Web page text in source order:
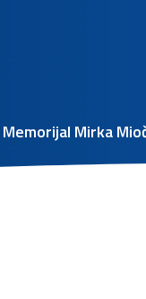
Memorijal Mirka